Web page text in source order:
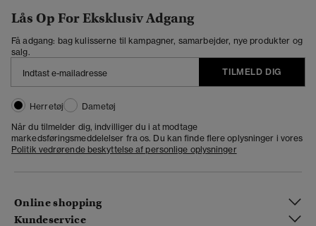
Lås Op For Eksklusiv Adgang
Få adgang: bag kulisserne til kampagner, samarbejder, nye produkter og
salg.
TILMELD DIG
Herretøj
Dametøj
Når du tilmelder dig, indvilliger du i at modtage
markedsføringsmeddelelser fra os. Du kan finde flere oplysninger i vores
Politik vedrørende beskyttelse af personlige oplysninger
Online shopping
Kundeservice